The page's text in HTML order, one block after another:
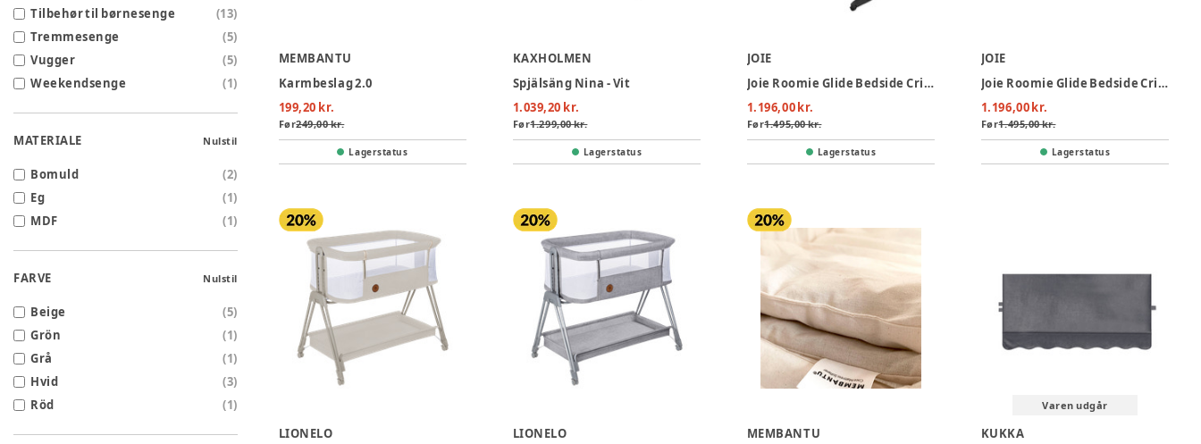
Tilbehør til børnesenge
(13)
Tremmesenge
(5)
Vugger
(5)
Weekendsenge
(1)
MATERIALE Nulstil
Bomuld (2)
Eg
(1)
MDF
(1)
FARVE Nulstil
Beige (5)
Grön
(1)
Grå
(1)
Hvid
(3)
Röd
(1)
MEMBANTU
Karmbeslag 2.0
199,20 kr.
Før249,00 kr.
Lagerstatus
KAXHOLMEN
Spjälsäng Nina - Vit
1.039,20 kr.
Før1.299,00 kr.
Lagerstatus
JOIE
Joie Roomie Glide Bedside Crib - Shale
1.196,00 kr.
Før1.495,00 kr.
Lagerstatus
JOIE
Joie Roomie Glide Bedside Crib - Almond
1.196,00 kr.
Før1.495,00 kr.
Lagerstatus
LIONELO
LIONELO
MEMBANTU
Varen udgår
KUKKA